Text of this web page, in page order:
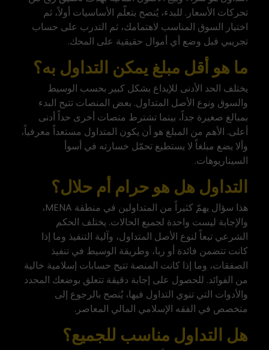
تحركات الأسعار. للبدء، يُنصح بتعلّم الأساسيات أولاً، ثم
اختيار السوق المناسب لاهتمامك، ثم التدرب على حساب
تجريبي قبل وضع أي أموال حقيقية على المحك.
ما هو أقل مبلغ يمكن التداول به؟
يختلف الحد الأدنى للإيداع بشكل كبير بحسب الوسيط
والسوق ونوع الأصل المتداول. بعض المنصات تتيح البدء
بمبالغ صغيرة جداً، بينما تشترط منصات أخرى حداً أدنى
أعلى. الأهم من المبلغ هو أن يكون المتداول مستعداً معرفياً،
وألا يضع مبلغاً لا يستطيع تحمّل خسارته في أسوأ
السيناريوهات.
التداول هل هو حرام أم حلال؟
هذا سؤال يهمّ كثيراً من المتداولين في منطقة MENA،
والإجابة ليست واحدة لجميع الحالات. يختلف الحكم
الشرعي تبعاً لنوع الأصل المتداول، وآلية التنفيذ وما إذا
كانت تتضمن فائدة أو ربا، وطريقة الوسيط في تنفيذ
الصفقات، وما إذا كانت المنصة تتيح حسابات إسلامية خالية
من الفوائد. للحصول على إجابة دقيقة تتعلق بوضعك المحدد
والأدوات التي تنوي التداول فيها، يُنصح بالرجوع إلى
متخصص في الفقه الإسلامي المالي المعاصر.
هل التداول مناسب للجميع؟